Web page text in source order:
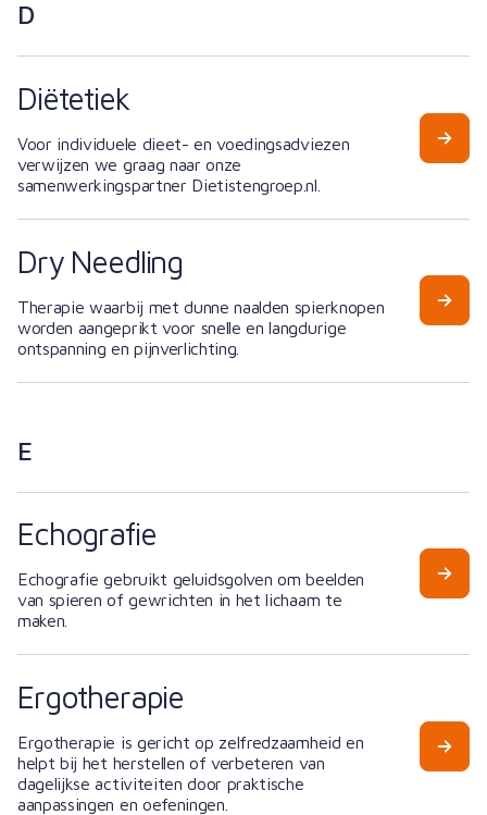
D
Diëtetiek
Voor individuele dieet- en voedingsadviezen
verwijzen we graag naar onze
samenwerkingspartner Dietistengroep.nl.
Dry Needling
Therapie waarbij met dunne naalden spierknopen
worden aangeprikt voor snelle en langdurige
ontspanning en pijnverlichting.
E
Echografie
Echografie gebruikt geluidsgolven om beelden
van spieren of gewrichten in het lichaam te
maken.
Ergotherapie
Ergotherapie is gericht op zelfredzaamheid en
helpt bij het herstellen of verbeteren van
dagelijkse activiteiten door praktische
aanpassingen en oefeningen.